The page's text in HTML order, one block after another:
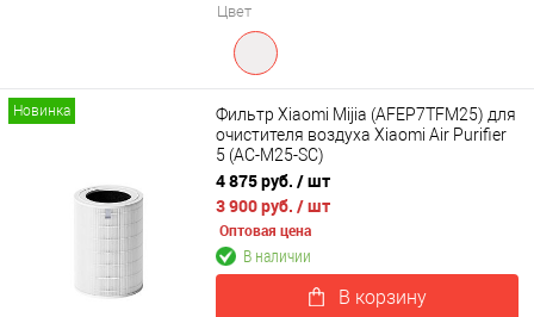
Цвет
Новинка
Фильтр Xiaomi Mijia (AFEP7TFM25) для
очистителя воздуха Xiaomi Air Purifier
5 (AC-M25-SC)
4 875 руб. / шт
3 900 руб. / шт
Оптовая цена
В наличии
В корзину